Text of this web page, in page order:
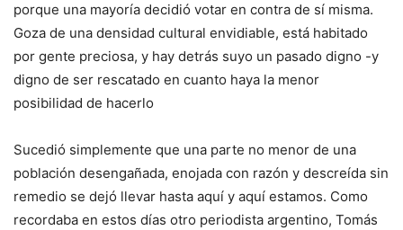
porque una mayoría decidió votar en contra de sí misma.
Goza de una densidad cultural envidiable, está habitado
por gente preciosa, y hay detrás suyo un pasado digno -y
digno de ser rescatado en cuanto haya la menor
posibilidad de hacerlo
Sucedió simplemente que una parte no menor de una
población desengañada, enojada con razón y descreída sin
remedio se dejó llevar hasta aquí y aquí estamos. Como
recordaba en estos días otro periodista argentino, Tomás